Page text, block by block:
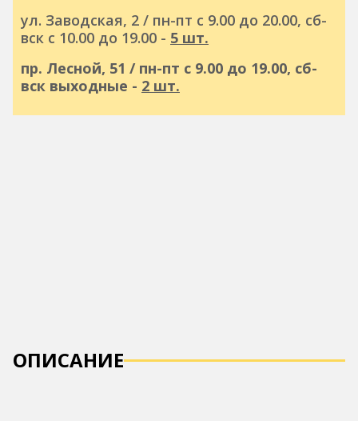
ул. Заводская, 2 / пн-пт с 9.00 до 20.00, сб-
вск с 10.00 до 19.00 - 5 шт.
пр. Лесной, 51 / пн-пт с 9.00 до 19.00, сб-
вск выходные - 2 шт.
ОПИСАНИЕ